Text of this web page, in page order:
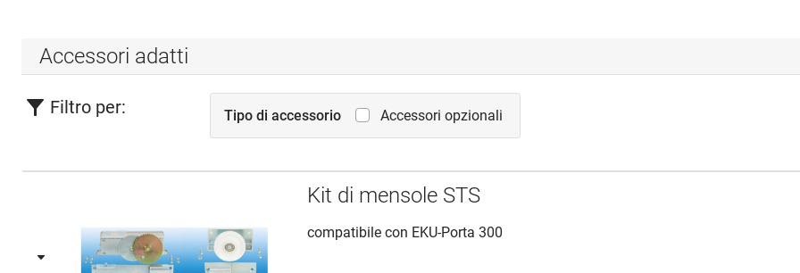
Accessori adatti
Filtro per: Tipo di accessorio Accessori opzionali
Kit di mensole STS
compatibile con EKU-Porta 300